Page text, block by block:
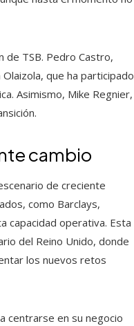
de TSB. Pedro Castro,
que ha participado
Asimismo, Mike Regnier,
cambio
de creciente
como Barclays,
capacidad operativa. Esta
del Reino Unido, donde
los nuevos retos
centrarse en su negocio